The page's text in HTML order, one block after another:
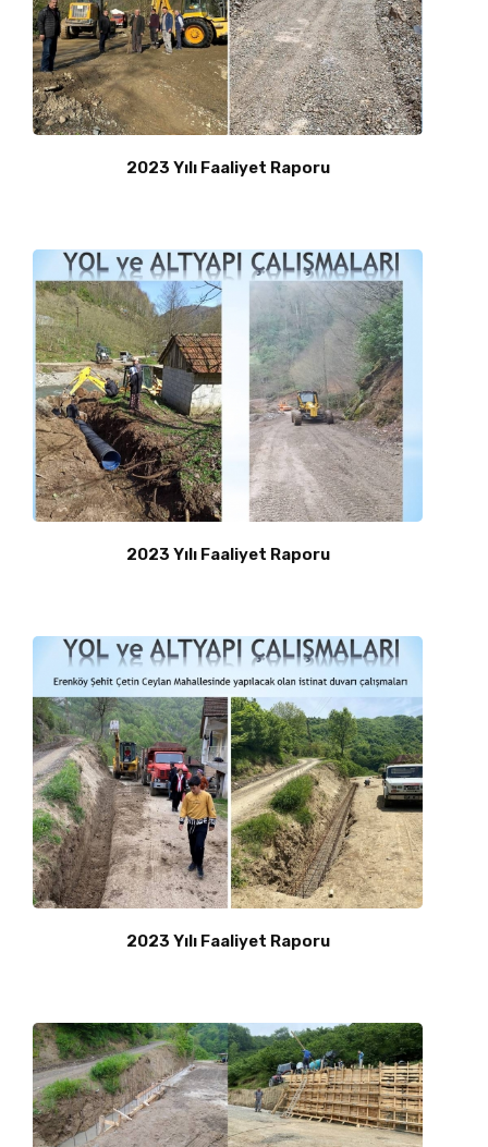
2023 Yılı Faaliyet Raporu
2023 Yılı Faaliyet Raporu
2023 Yılı Faaliyet Raporu